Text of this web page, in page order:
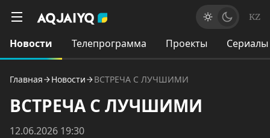
KZ
Новости Телепрограмма Проекты Сериалы
Главная Новости ВСТРЕЧА С ЛУЧШИМИ
ВСТРЕЧА С ЛУЧШИМИ
12.06.2026 19:30